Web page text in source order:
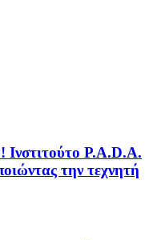
Ινστιτούτο P.A.D.A.
την τεχνητή